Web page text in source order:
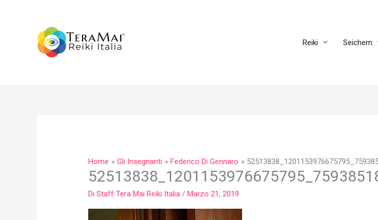
Reiki
Seichem
Home Gli Insegnanti Federico Di Gennaro
DiStaff Tera Mai Reiki Italia/Marzo 21, 2019